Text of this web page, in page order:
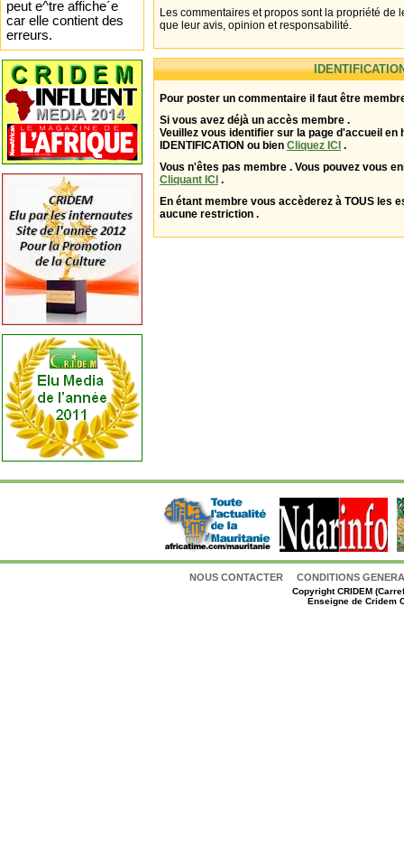
Les commentaires et propos sont la propriété de
que leur avis, opinion et responsabilité.
Pour poster un commentaire il faut être
Si vous avez déjà un accès membre .
Veuillez vous identifier sur la page d'accueil en
IDENTIFICATION ou bien Cliquez ICI .
Vous n'êtes pas membre . Vous pouvez vous
Cliquant ICI .
En étant membre vous accèderez à TOUS les
aucune restriction .
NOUS CONTACTER CONDITIONS
CopyrightCRIDEM
Enseigne de Cridem